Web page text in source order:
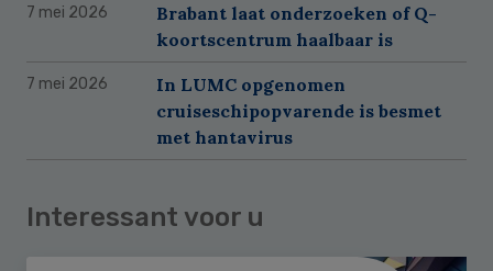
7 mei 2026
Brabant laat onderzoeken of Q-
koortscentrum haalbaar is
7 mei 2026
In LUMC opgenomen
cruiseschipopvarende is besmet
met hantavirus
Interessant voor u